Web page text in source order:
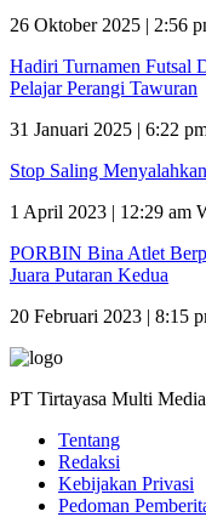
26 Oktober 2025 | 2:56
Hadiri Turnamen Futsal
Pelajar Perangi Tawuran
31 Januari 2025 | 6:22
Stop Saling
1 April 2023 | 12:29 am
PORBIN Bina Atlet
Juara Putaran Kedua
20 Februari 2023 | 8:15
PT Tirtayasa Multi
Tentang
Redaksi
Kebijakan Privasi
Pedoman